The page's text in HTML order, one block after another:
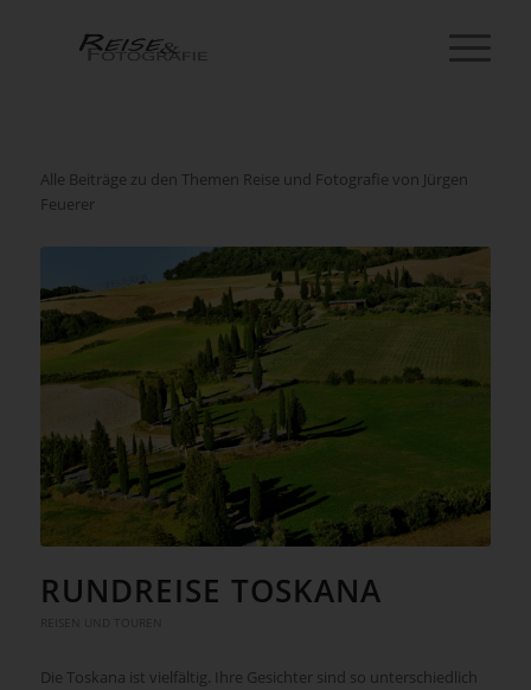
Alle Beiträge zu den Themen Reise und Fotografie von Jürgen
Feuerer
RUNDREISE TOSKANA
Die Toskana ist vielfältig. Ihre Gesichter sind so unterschiedlich